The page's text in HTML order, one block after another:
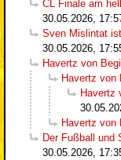
CL Finale am
30.05.2026,
Sven Mislintat
30.05.2026,
Havertz von
Havertz von
Havertz
Havertz von
Der Fußball und
30.05.2026,